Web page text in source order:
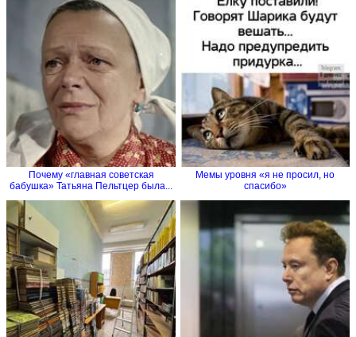
Почему «главная советская
бабушка» Татьяна Пельтцер была...
Мемы уровня «я не просил, но
спасибо»